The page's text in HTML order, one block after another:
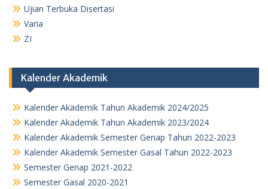
Ujian Terbuka Disertasi
Varia
ZI
Kalender Akademik
Kalender Akademik Tahun Akademik 2024/2025
Kalender Akademik Tahun Akademik 2023/2024
Kalender Akademik Semester Genap Tahun 2022-2023
Kalender Akademik Semester Gasal Tahun 2022-2023
Semester Genap 2021-2022
Semester Gasal 2020-2021